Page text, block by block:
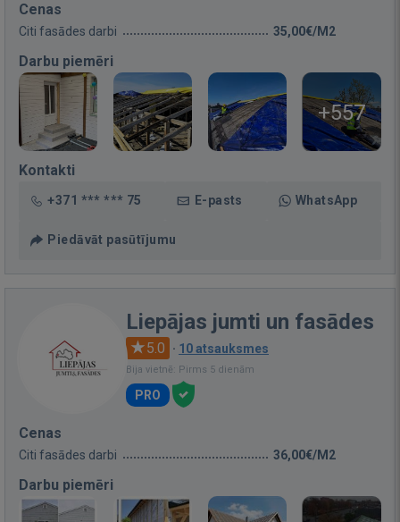
Cenas
Citi fasādes darbi 35,00€/M2
Darbu piemēri
+557
Kontakti
+371 *** *** 75 E-pasts WhatsApp
Piedāvāt pasūtījumu
Liepājas jumti un fasādes
5.0 · 10 atsauksmes
Bija vietnē: Pirms 5 dienām
PRO
Cenas
Citi fasādes darbi 36,00€/M2
Darbu piemēri